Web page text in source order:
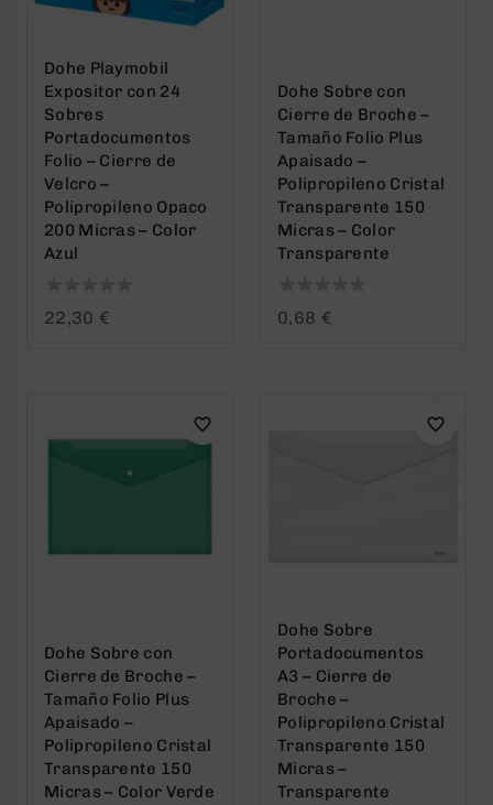
Dohe Playmobil
Expositor con 24
Sobres
Portadocumentos
Folio – Cierre de
Velcro –
Polipropileno Opaco
200 Micras – Color
Azul
0
22,30 €
Dohe Sobre con
Cierre de Broche –
Tamaño Folio Plus
Apaisado –
Polipropileno Cristal
Transparente 150
Micras – Color
Transparente
0
0,68 €
Dohe Sobre con
Cierre de Broche –
Tamaño Folio Plus
Apaisado –
Polipropileno Cristal
Transparente 150
Micras – Color Verde
Dohe Sobre
Portadocumentos
A3 – Cierre de
Broche –
Polipropileno Cristal
Transparente 150
Micras –
Transparente